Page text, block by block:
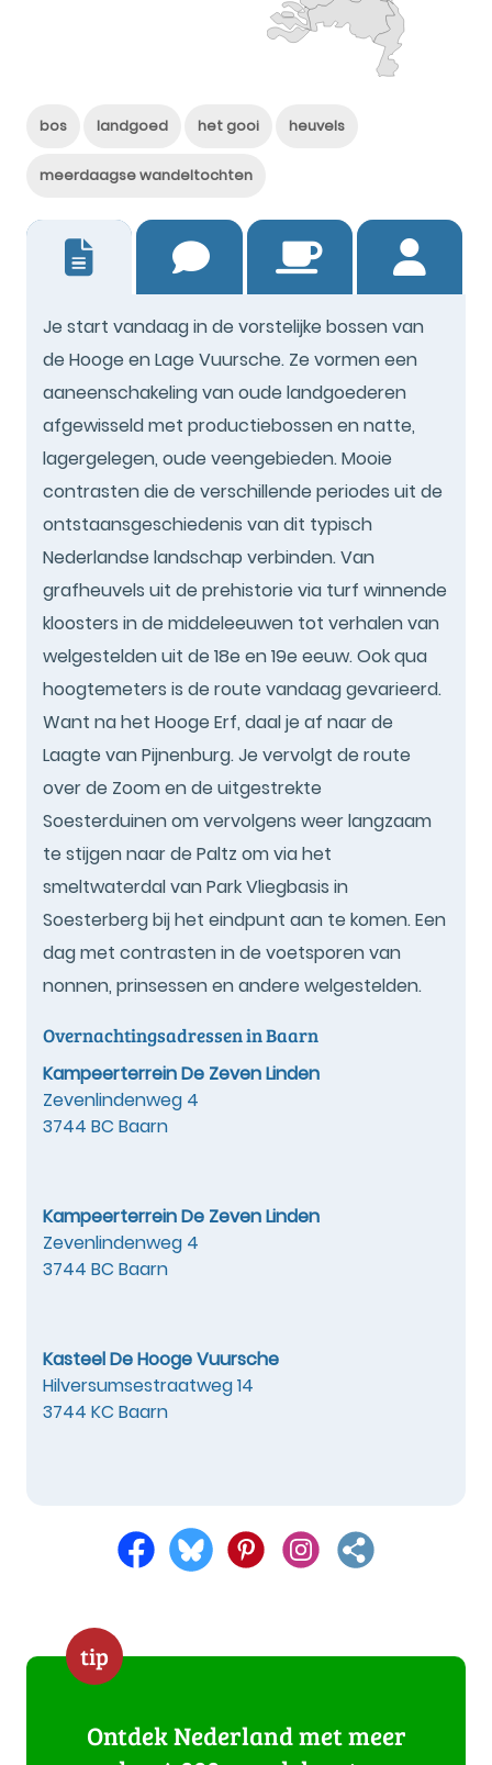
bos landgoed het gooi heuvels
meerdaagse wandeltochten
Je start vandaag in de vorstelijke bossen van
de Hooge en Lage Vuursche. Ze vormen een
aaneenschakeling van oude landgoederen
afgewisseld met productiebossen en natte,
lagergelegen, oude veengebieden. Mooie
contrasten die de verschillende periodes uit de
ontstaansgeschiedenis van dit typisch
Nederlandse landschap verbinden. Van
grafheuvels uit de prehistorie via turf winnende
kloosters in de middeleeuwen tot verhalen van
welgestelden uit de 18e en 19e eeuw. Ook qua
hoogtemeters is de route vandaag gevarieerd.
Want na het Hooge Erf, daal je af naar de
Laagte van Pijnenburg. Je vervolgt de route
over de Zoom en de uitgestrekte
Soesterduinen om vervolgens weer langzaam
te stijgen naar de Paltz om via het
smeltwaterdal van Park Vliegbasis in
Soesterberg bij het eindpunt aan te komen. Een
dag met contrasten in de voetsporen van
nonnen, prinsessen en andere welgestelden.
Overnachtingsadressen in Baarn
Kampeerterrein De Zeven Linden
Zevenlindenweg 4
3744 BC Baarn
Kampeerterrein De Zeven Linden
Zevenlindenweg 4
3744 BC Baarn
Kasteel De Hooge Vuursche
Hilversumsestraatweg 14
3744 KC Baarn
tip
Ontdek Nederland met meer